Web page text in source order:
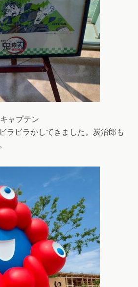
ャプテン
ラビラかしてきました。炭治郎も